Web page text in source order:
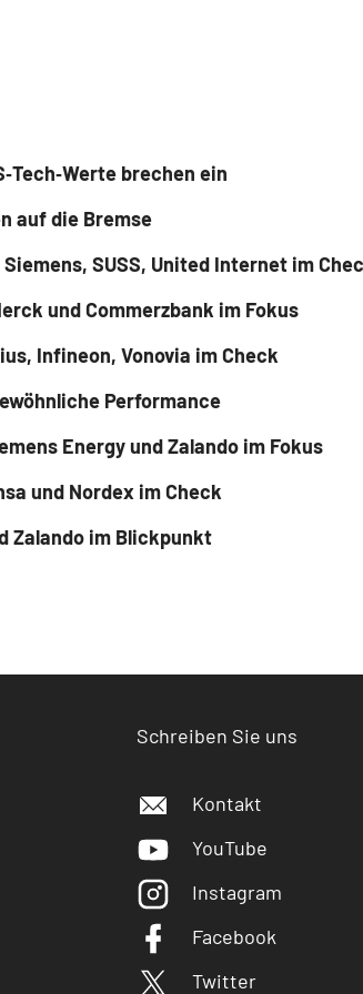
brechen ein
auf die Bremse
SUSS, United Internet im
und Commerzbank im Fokus
Infineon, Vonovia im Check
Performance
Energy und Zalando im Fokus
und Nordex im Check
Zalando im Blickpunkt
Schreiben Sie uns
Kontakt
YouTube
Instagram
Facebook
Twitter